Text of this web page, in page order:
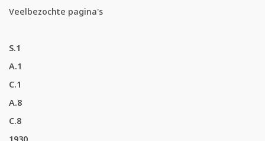
Veelbezochte pagina's
S.1
A.1
C.1
A.8
C.8